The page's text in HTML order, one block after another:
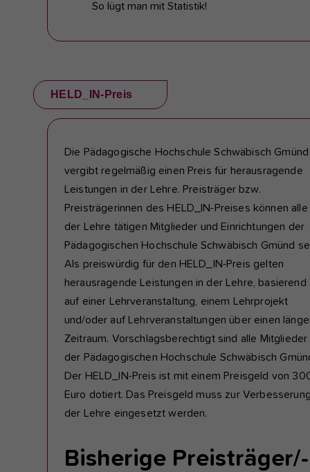
So lügt man mit Statistik!
HELD_IN-Preis
Die Pädagogische Hochschule Schwäbisch Gmünd
vergibt regelmäßig einen Preis für herausragende
Leistungen in der Lehre. Preisträger bzw.
Preisträgerinnen des HELD_IN-Preises können alle
der Lehre tätigen Mitglieder und Einrichtungen der
Pädagogischen Hochschule Schwäbisch Gmünd
Als preiswürdig für den HELD_IN-Preis gelten
herausragende Leistungen in der Lehre, basierend
auf einer Lehrveranstaltung, einem Lehrprojekt
und/oder auf Lehrveranstaltungen über einen
Zeitraum. Vorschlagsberechtigt sind alle Mitglieder
der Pädagogischen Hochschule Schwäbisch
Der HELD_IN-Preis ist mit einem Preisgeld von
Euro dotiert. Das Preisgeld muss zur
der Lehre eingesetzt werden.
Bisherige Preisträger/-